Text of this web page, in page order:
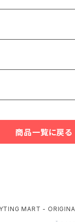
商品一覧に戻る
MART -